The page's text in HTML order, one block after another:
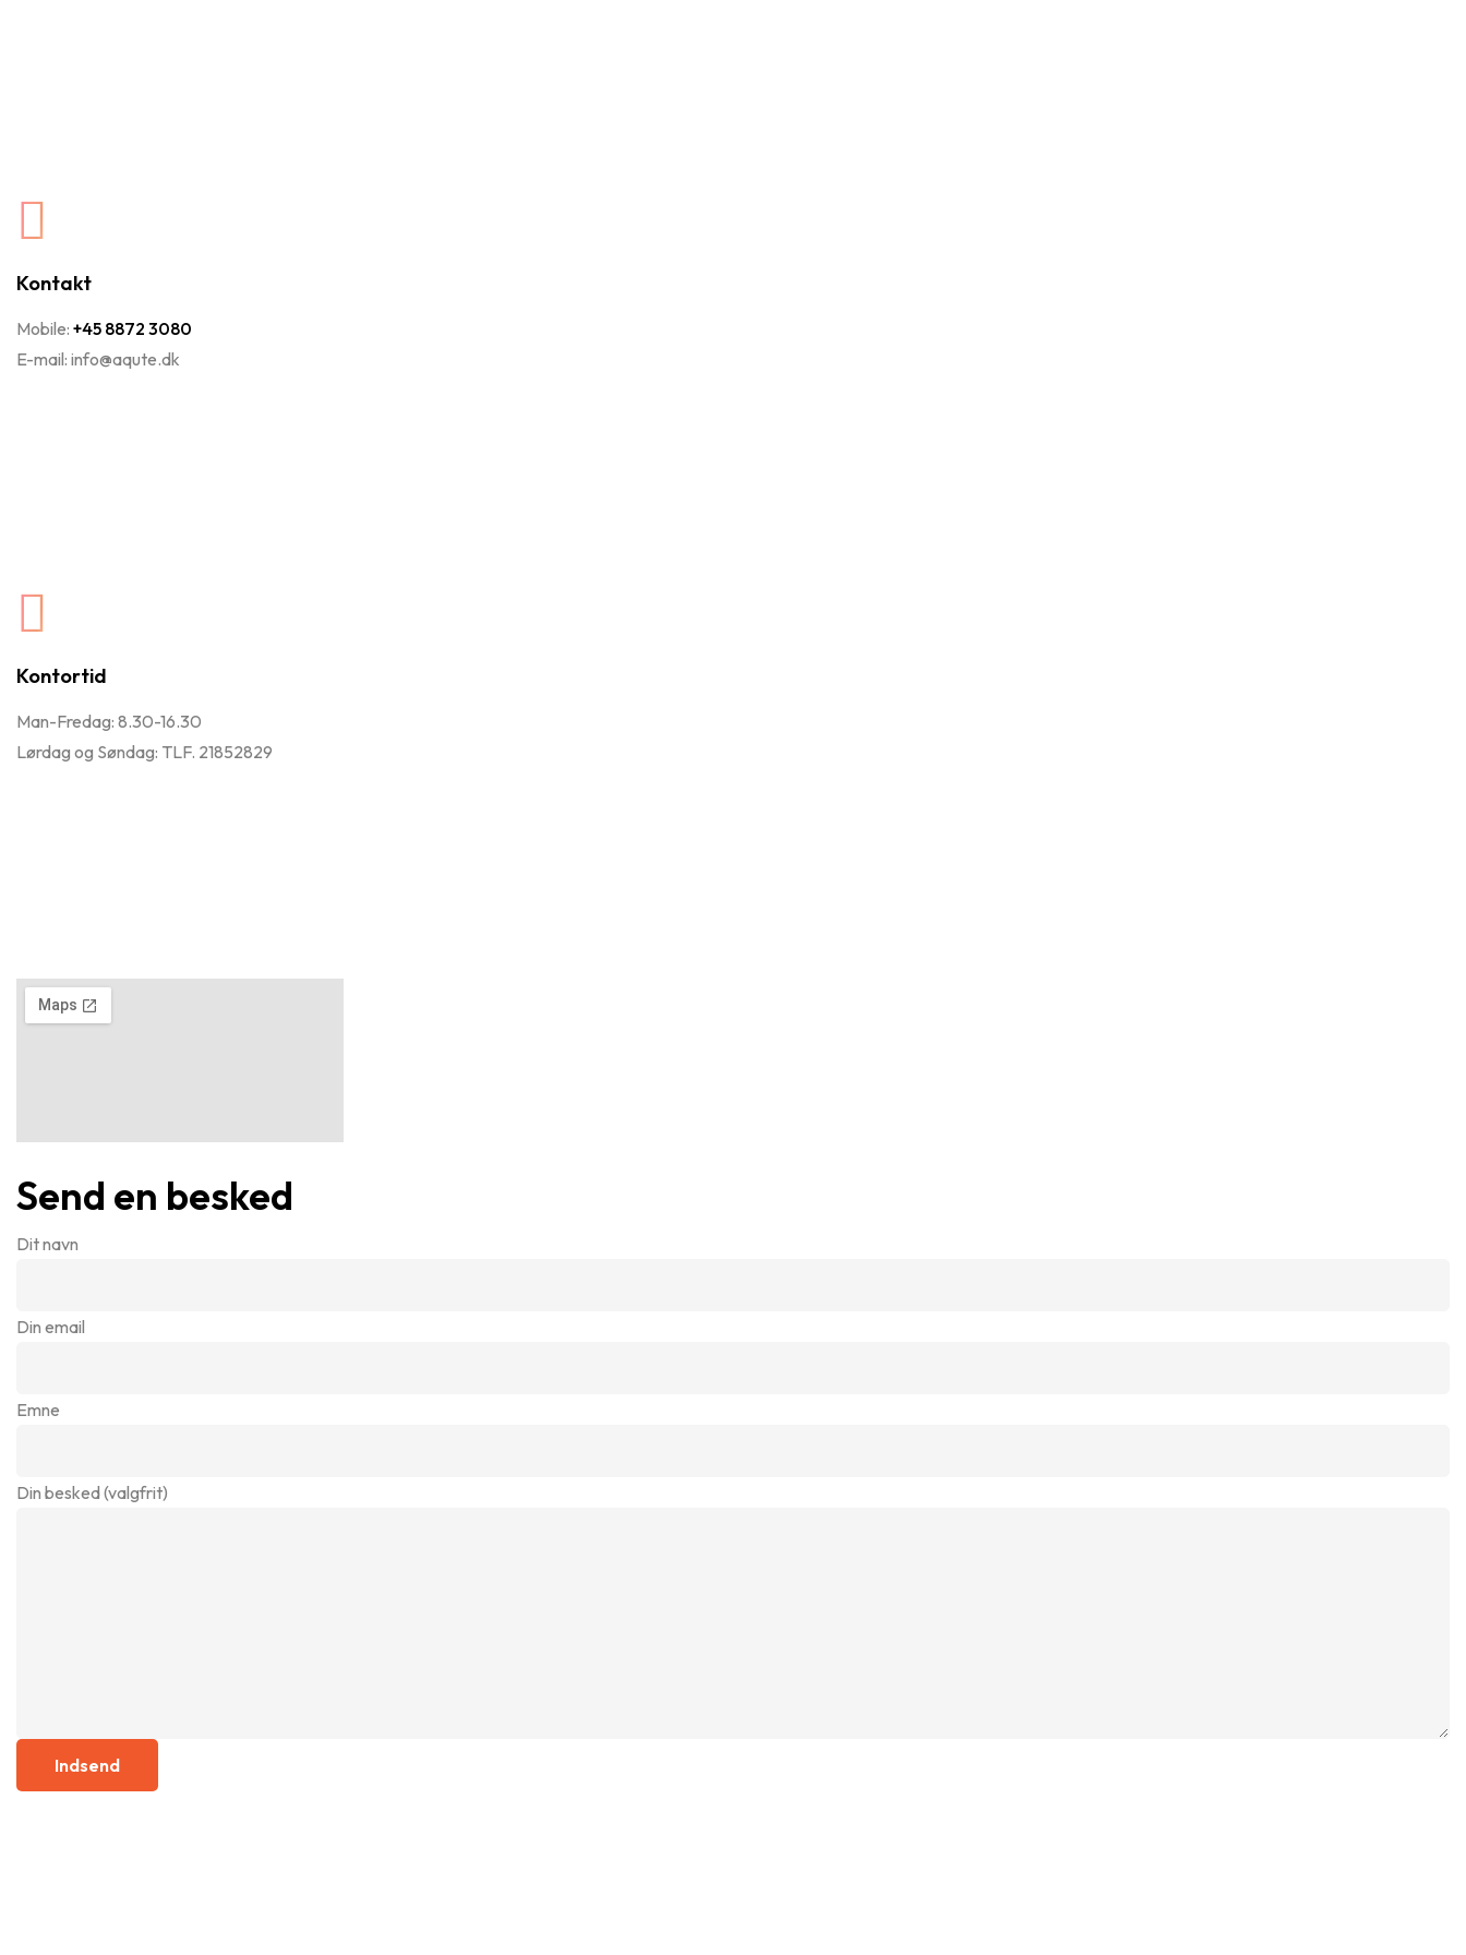
Kontakt
Mobile: +45 8872 3080
E-mail: info@aqute.dk
Kontortid
Man-Fredag: 8.30-16.30
Lørdag og Søndag: TLF. 21852829
Send en besked
Dit navn
Din email
Emne
Din besked (valgfrit)